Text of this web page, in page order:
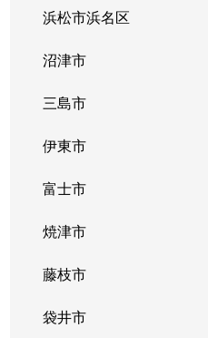
浜松市浜名区
沼津市
三島市
伊東市
富士市
焼津市
藤枝市
袋井市